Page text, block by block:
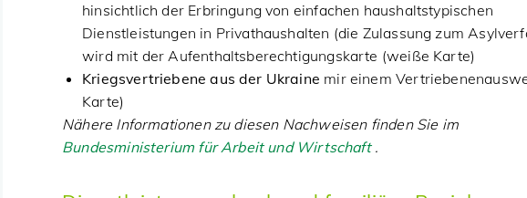
hinsichtlich der Erbringung von einfachen haushaltstypischen
Dienstleistungen in Privathaushalten (die Zulassung zum
wird mit der Aufenthaltsberechtigungskarte (weiße Karte)
Kriegsvertriebene aus der Ukraine mir einem
Karte)
Nähere Informationen zu diesen Nachweisen finden Sie im
Bundesministerium für Arbeit und Wirtschaft.